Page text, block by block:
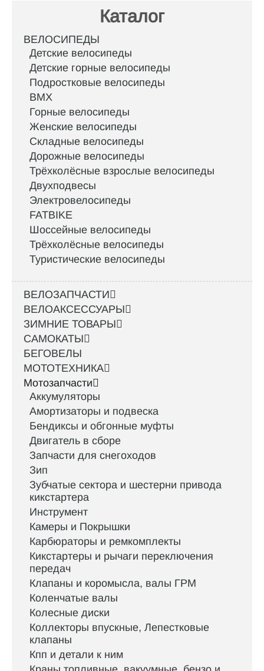
Каталог
ВЕЛОСИПЕДЫ
Детские велосипеды
Детские горные велосипеды
Подростковые велосипеды
BMX
Горные велосипеды
Женские велосипеды
Складные велосипеды
Дорожные велосипеды
Трёхколёсные взрослые велосипеды
Двухподвесы
Электровелосипеды
FATBIKE
Шоссейные велосипеды
Трёхколёсные велосипеды
Туристические велосипеды
ВЕЛОЗАПЧАСТИ
ВЕЛОАКСЕССУАРЫ
ЗИМНИЕ ТОВАРЫ
САМОКАТЫ
БЕГОВЕЛЫ
МОТОТЕХНИКА
Мотозапчасти
Аккумуляторы
Амортизаторы и подвеска
Бендиксы и обгонные муфты
Двигатель в сборе
Запчасти для снегоходов
Зип
Зубчатые сектора и шестерни привода
кикстартера
Инструмент
Камеры и Покрышки
Карбюраторы и ремкомплекты
Кикстартеры и рычаги переключения
передач
Клапаны и коромысла, валы ГРМ
Коленчатые валы
Колесные диски
Коллекторы впускные, Лепестковые
клапаны
Кпп и детали к ним